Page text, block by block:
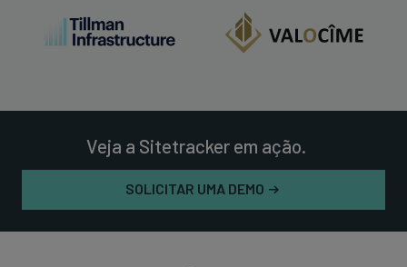
Veja a Sitetracker em ação.
SOLICITAR UMA DEMO